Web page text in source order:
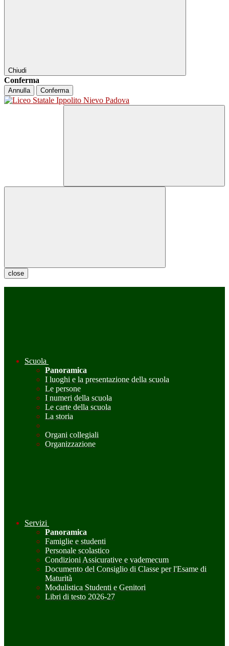
Chiudi
Conferma
Annulla Conferma
close
Scuola
Panoramica
I luoghi e la presentazione della scuola
Le persone
I numeri della scuola
Le carte della scuola
La storia
Organi collegiali
Organizzazione
Servizi
Panoramica
Famiglie e studenti
Personale scolastico
Condizioni Assicurative e vademecum
Documento del Consiglio di Classe per l'Esame di
Maturità
Modulistica Studenti e Genitori
Libri di testo 2026-27